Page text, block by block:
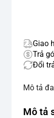
Giao
Trả
Đổi
Mô tả
Mô tả